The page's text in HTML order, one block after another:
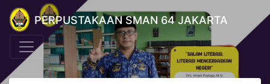
PERPUSTAKAAN SMAN 64 JAKARTA